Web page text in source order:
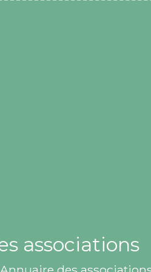
associations